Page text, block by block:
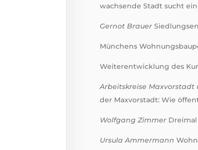
wachsende Stadt sucht
Gernot Brauer
Münchens
Weiterentwicklung des
Arbeitskreise
der Maxvorstadt: Wie
Wolfgang Zimmer
Ursula Ammermann